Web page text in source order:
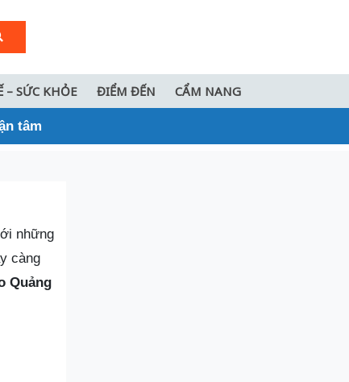
– SỨC KHỎE ĐIỂM ĐẾN CẨM NANG
tâm
những
càng
Quảng